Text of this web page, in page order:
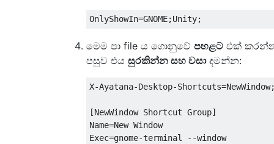
මෙම පා file ය ගොනුවේ පහළට එක්
පසුව එය සුරකින්න සහ වසාදමන්න:
X-Ayatana-Desktop-
[NewWindow Shortcut Group]
Name=New Window
Exec=gnome-terminal --window